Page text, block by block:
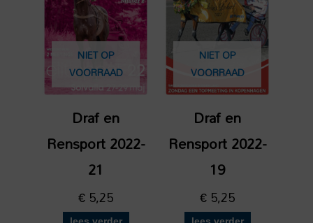
NIET OP
VOORRAAD
Draf en
Rensport 2022-
21
€5,25
NIET OP
VOORRAAD
Draf en
Rensport 2022-
19
€5,25